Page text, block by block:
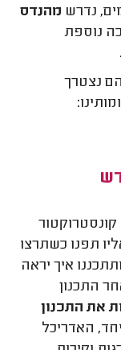
נדרש מהנדס
נוספת
נצטרך
תפנו כשתרצו
איך יראה
התכנון
את התכנון
יחד, האדריכל